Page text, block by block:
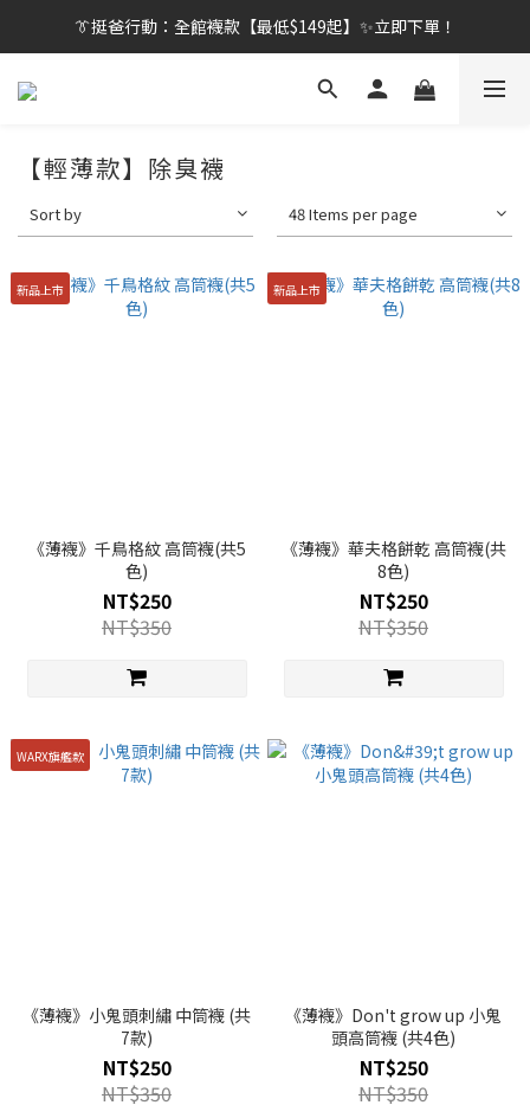
👔挺爸行動：全館襪款【最低$149起】✨立即下單！
👔挺爸行動：全館襪款【最低$149起】✨立即下單！
👔挺爸滿額贈：滿$1888就送💎品牌壓縮旅行袋！
👔挺爸行動：全館襪款【最低$149起】✨立即下單！
【輕薄款】除臭襪
Sort by 48 Items per page
新品上市
《薄襪》千鳥格紋 高筒襪(共5
色)
NT$250
NT$350
新品上市
《薄襪》華夫格餅乾 高筒襪(共
8色)
NT$250
NT$350
WARX旗艦款
《薄襪》小鬼頭刺繡 中筒襪 (共
7款)
NT$250
NT$350
《薄襪》Don't grow up 小鬼
頭高筒襪 (共4色)
NT$250
NT$350